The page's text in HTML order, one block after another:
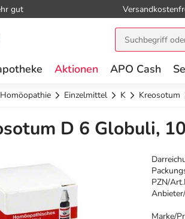
gut
Aktionen APO Cash
Einzelmittel K Kreosotum
D 6 Globuli,
PZN/
Marke/